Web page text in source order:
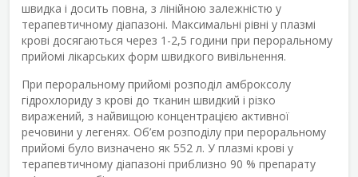
швидка і досить повна, з лінійною залежністю у
терапевтичному діапазоні. Максимальні рівні у плазмі
крові досягаються через 1-2,5 години при пероральному
прийомі лікарських форм швидкого вивільнення.
При пероральному прийомі розподіл амброксолу
гідрохлориду з крові до тканин швидкий і різко
виражений, з найвищою концентрацією активної
речовини у легенях. Об’єм розподілу при пероральному
прийомі було визначено як 552 л. У плазмі крові у
терапевтичному діапазоні приблизно 90 % препарату